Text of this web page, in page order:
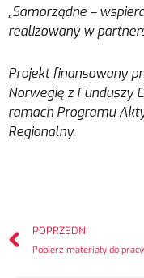
„Samorządne –
realizowany w
Projekt finansowany
Norwegię z Funduszy
ramach Programu
Regionalny.
POPRZEDNI